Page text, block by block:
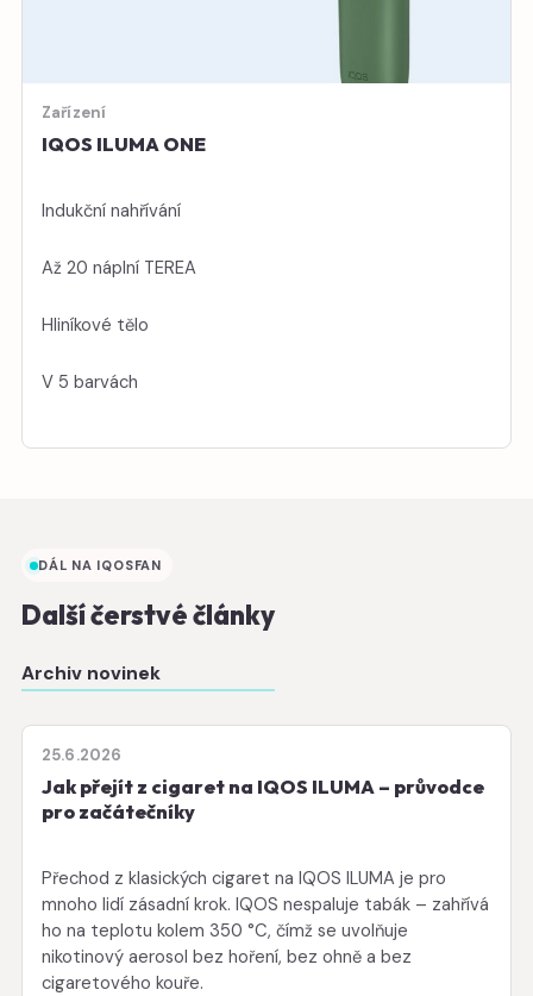
Zařízení
IQOS ILUMA ONE
Indukční nahřívání
Až 20 náplní TEREA
Hliníkové tělo
V 5 barvách
DÁL NA IQOSFAN
Další čerstvé články
Archiv novinek
25.6.2026
Jak přejít z cigaret na IQOS ILUMA – průvodce
pro začátečníky
Přechod z klasických cigaret na IQOS ILUMA je pro
mnoho lidí zásadní krok. IQOS nespaluje tabák – zahřívá
ho na teplotu kolem 350 °C, čímž se uvolňuje
nikotinový aerosol bez hoření, bez ohně a bez
cigaretového kouře.